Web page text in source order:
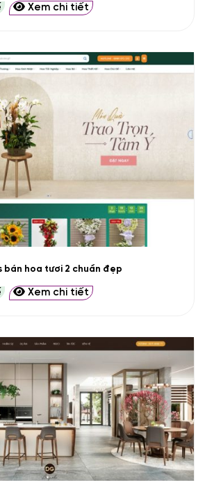
Xem chi tiết
bán hoa tươi 2 chuẩn đẹp
Xem chi tiết